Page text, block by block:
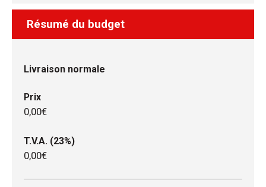
Résumé du budget
Livraison normale
Prix
0,00€
T.V.A. (23%)
0,00€